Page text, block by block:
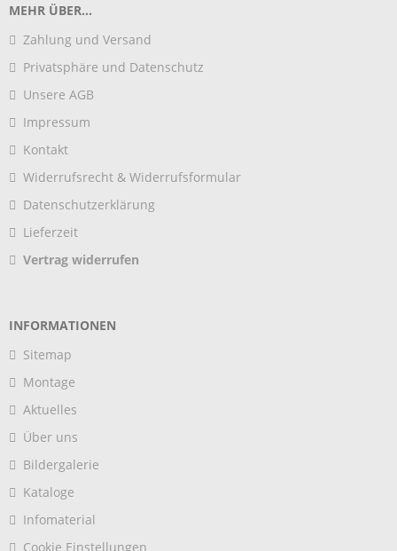
MEHR ÜBER...
Zahlung und Versand
Privatsphäre und Datenschutz
Unsere AGB
Impressum
Kontakt
Widerrufsrecht & Widerrufsformular
Datenschutzerklärung
Lieferzeit
Vertrag widerrufen
INFORMATIONEN
Sitemap
Montage
Aktuelles
Über uns
Bildergalerie
Kataloge
Infomaterial
Cookie Einstellungen